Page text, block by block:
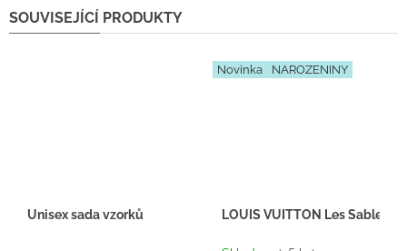
SOUVISEJÍCÍ PRODUKTY
Unisex sada vzorků
Novinka NAROZENINY
LOUIS VUITTON Les Sables